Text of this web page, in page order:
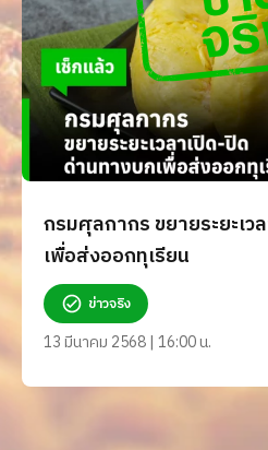
กรมศุลกากร ขยายระยะเ
เพื่อส่งออกทุเรียน
ข่าวจริง
13 มีนาคม 2568 | 16:00 น.